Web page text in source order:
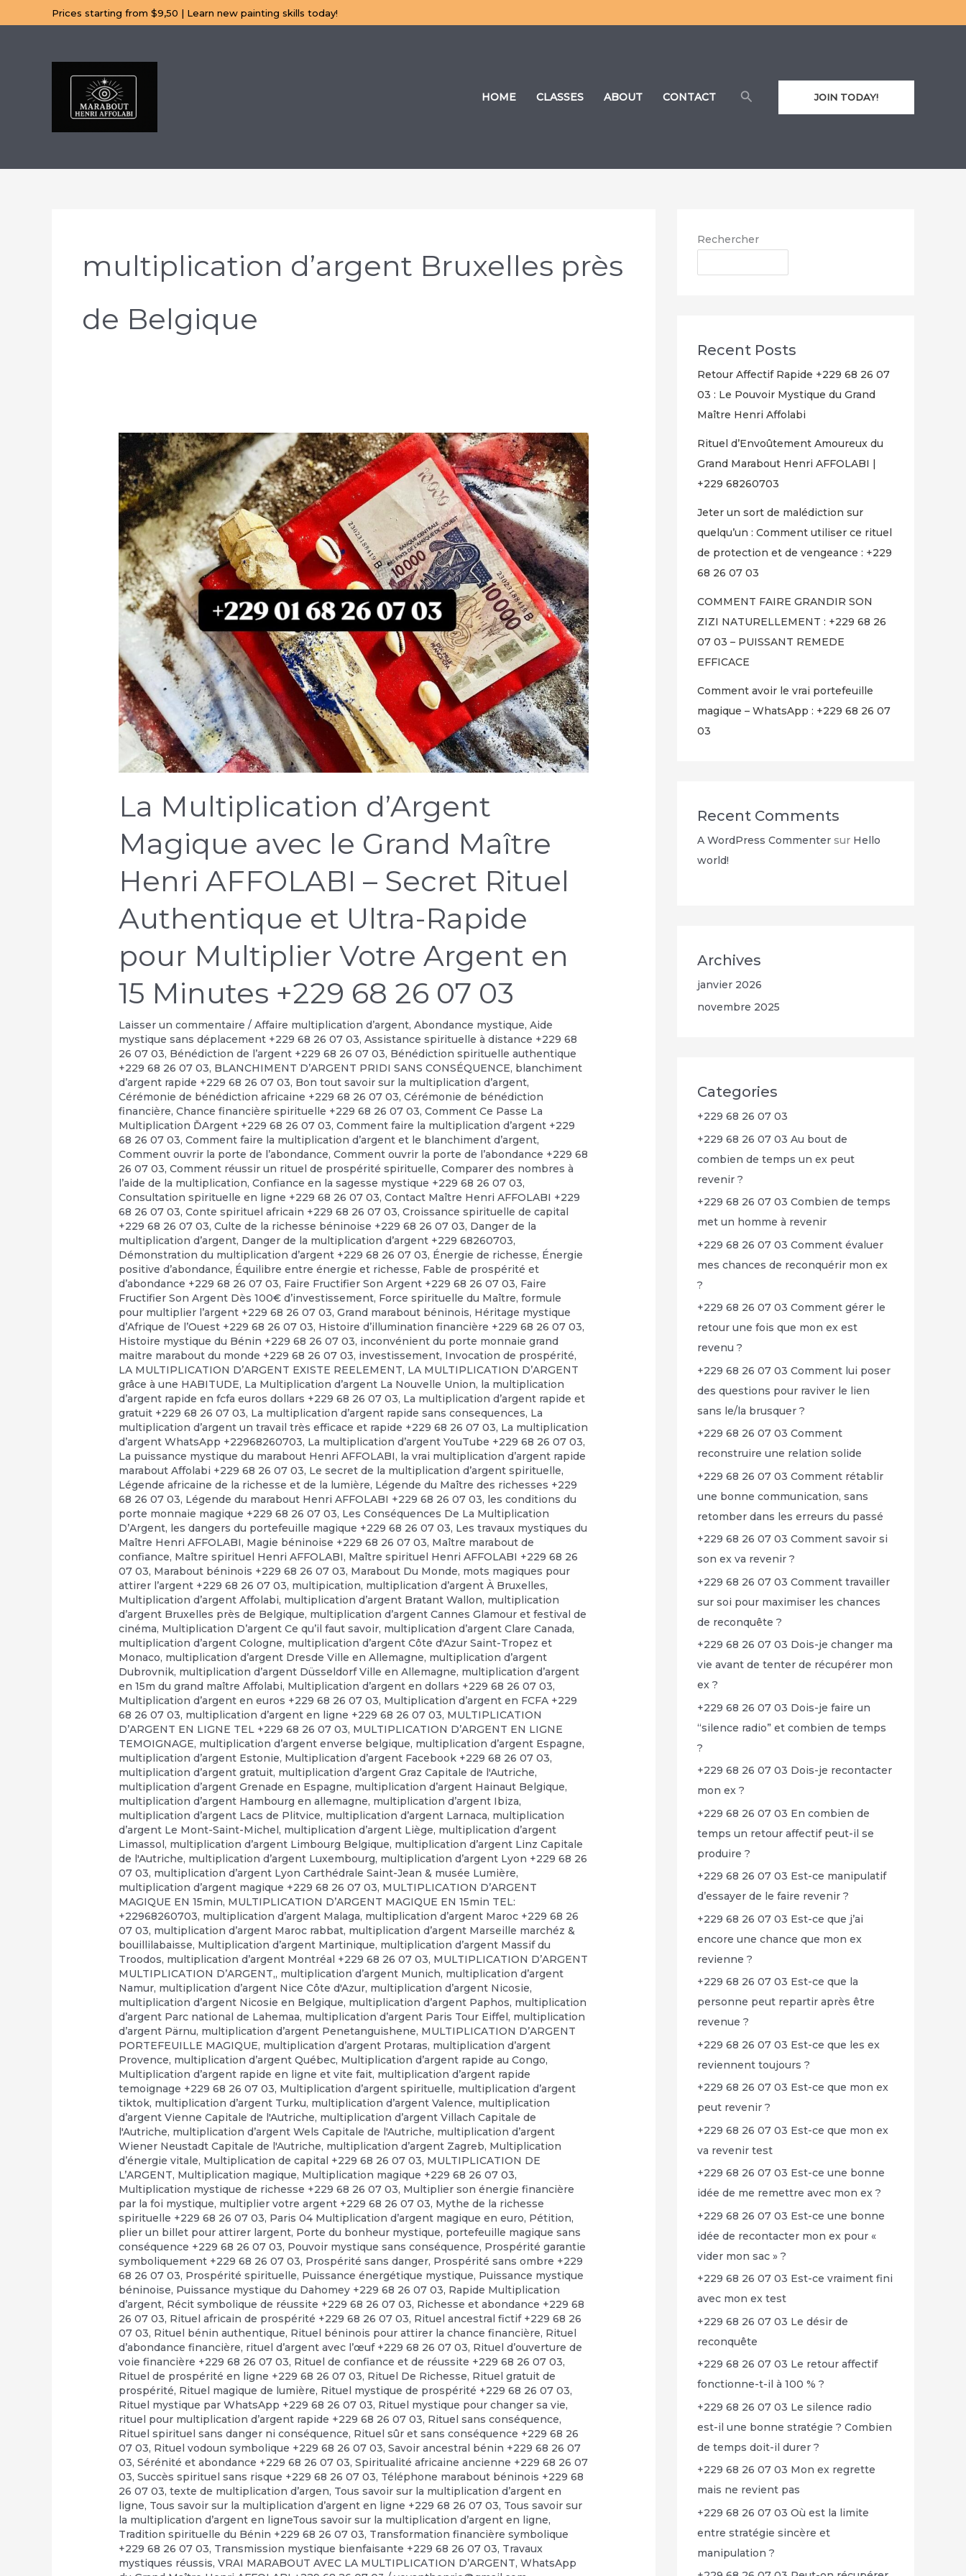
au
Prices starting from $9,50 | Learn new painting skills today!
HOME CLASSES ABOUT CONTACT RechercherJOIN TODAY!
multiplication d’argent Bruxelles près
de Belgique
La Multiplication d’Argent
Magique avec le Grand Maître
Henri AFFOLABI – Secret Rituel
Authentique et Ultra-Rapide
pour Multiplier Votre Argent en
15 Minutes +229 68 26 07 03
Laisser un commentaire /Affaire multiplication d’argent,Abondance mystique,Aide
mystique sans déplacement +229 68 26 07 03,Assistance spirituelle à distance +229 68
26 07 03, Bénédiction de l’argent +229 68 26 07 03, Bénédiction spirituelle authentique
+229 68 26 07 03, BLANCHIMENT D’ARGENT PRIDI SANS CONSÉQUENCE, blanchiment
d’argent rapide +229 68 26 07 03, Bon tout savoir sur la multiplication d’argent,
Cérémonie de bénédiction africaine +229 68 26 07 03,Cérémonie de bénédiction
financière,Chance financière spirituelle +229 68 26 07 03,Comment Ce Passe La
Multiplication ĎArgent +229 68 26 07 03,Comment faire la multiplication d’argent +229
68 26 07 03,Comment faire la multiplication d’argent et le blanchiment d’argent,
Comment ouvrir la porte de l’abondance,Comment ouvrir la porte de l’abondance +229 68
26 07 03,Comment réussir un rituel de prospérité spirituelle,Comparer des nombres à
l’aide de la multiplication,Confiance en la sagesse mystique +229 68 26 07 03,
Consultation spirituelle en ligne +229 68 26 07 03,Contact Maître Henri AFFOLABI +229
68 26 07 03,Conte spirituel africain +229 68 26 07 03,Croissance spirituelle de capital
+229 68 26 07 03,Culte de la richesse béninoise +229 68 26 07 03, Danger de la
multiplication d’argent, Danger de la multiplication d’argent +229 68260703,
Démonstration du multiplication d’argent +229 68 26 07 03, Énergie de richesse, Énergie
positive d’abondance, Équilibre entre énergie et richesse, Fable de prospérité et
d’abondance +229 68 26 07 03, Faire Fructifier Son Argent +229 68 26 07 03, Faire
Fructifier Son Argent Dès 100€ d’investissement, Force spirituelle du Maître,formule
pour multiplier l’argent +229 68 26 07 03,Grand marabout béninois, Héritage mystique
d’Afrique de l’Ouest +229 68 26 07 03, Histoire d’illumination financière +229 68 26 07 03,
Histoire mystique du Bénin +229 68 26 07 03, inconvénient du porte monnaie grand
maitre marabout du monde +229 68 26 07 03, investissement, Invocation de prospérité,
LA MULTIPLICATION D’ARGENT EXISTE REELEMENT, LA MULTIPLICATION D’ARGENT
grâce à une HABITUDE, La Multiplication d’argent La Nouvelle Union, la multiplication
d’argent rapide en fcfa euros dollars +229 68 26 07 03, La multiplication d’argent rapide et
gratuit +229 68 26 07 03, La multiplication d’argent rapide sans consequences, La
multiplication d’argent un travail très efficace et rapide +229 68 26 07 03, La multiplication
d’argent WhatsApp +22968260703, La multiplication d’argent YouTube +229 68 26 07 03,
La puissance mystique du marabout Henri AFFOLABI, la vrai multiplication d’argent rapide
marabout Affolabi +229 68 26 07 03, Le secret de la multiplication d’argent spirituelle,
Légende africaine de la richesse et de la lumière, Légende du Maître des richesses +229
68 26 07 03, Légende du marabout Henri AFFOLABI +229 68 26 07 03, les conditions du
porte monnaie magique +229 68 26 07 03, Les Conséquences De La Multiplication
D’Argent, les dangers du portefeuille magique +229 68 26 07 03, Les travaux mystiques du
Maître Henri AFFOLABI, Magie béninoise +229 68 26 07 03, Maître marabout de
confiance, Maître spirituel Henri AFFOLABI, Maître spirituel Henri AFFOLABI +229 68 26
07 03, Marabout béninois +229 68 26 07 03, Marabout Du Monde, mots magiques pour
attirer l’argent +229 68 26 07 03, multipication, multiplication d’argent À Bruxelles,
Multiplication d’argent Affolabi, multiplication d’argent Bratant Wallon, multiplication
d’argent Bruxelles près de Belgique, multiplication d’argent Cannes Glamour et festival de
cinéma, Multiplication D’argent Ce qu’il faut savoir, multiplication d’argent Clare Canada,
multiplication d’argent Cologne, multiplication d’argent Côte d'Azur Saint-Tropez et
Monaco, multiplication d’argent Dresde Ville en Allemagne, multiplication d’argent
Dubrovnik, multiplication d’argent Düsseldorf Ville en Allemagne, multiplication d’argent
en 15m du grand maître Affolabi, Multiplication d’argent en dollars +229 68 26 07 03,
Multiplication d’argent en euros +229 68 26 07 03, Multiplication d’argent en FCFA +229
68 26 07 03, multiplication d’argent en ligne +229 68 26 07 03, MULTIPLICATION
D’ARGENT EN LIGNE TEL +229 68 26 07 03, MULTIPLICATION D’ARGENT EN LIGNE
TEMOIGNAGE, multiplication d’argent enverse belgique, multiplication d’argent Espagne,
multiplication d’argent Estonie, Multiplication d’argent Facebook +229 68 26 07 03,
multiplication d’argent gratuit, multiplication d’argent Graz Capitale de l'Autriche,
multiplication d’argent Grenade en Espagne, multiplication d’argent Hainaut Belgique,
multiplication d’argent Hambourg en allemagne, multiplication d’argent Ibiza,
multiplication d’argent Lacs de Plitvice, multiplication d’argent Larnaca, multiplication
d’argent Le Mont-Saint-Michel, multiplication d’argent Liège, multiplication d’argent
Limassol, multiplication d’argent Limbourg Belgique, multiplication d’argent Linz Capitale
de l'Autriche, multiplication d’argent Luxembourg, multiplication d’argent Lyon +229 68 26
07 03, multiplication d’argent Lyon Carthédrale Saint-Jean & musée Lumière,
multiplication d’argent magique +229 68 26 07 03, MULTIPLICATION D’ARGENT
MAGIQUE EN 15min, MULTIPLICATION D’ARGENT MAGIQUE EN 15min TEL:
+22968260703, multiplication d’argent Malaga, multiplication d’argent Maroc +229 68 26
07 03, multiplication d’argent Maroc rabbat, multiplication d’argent Marseille marchéz &
bouillilabaisse, Multiplication d’argent Martinique, multiplication d’argent Massif du
Troodos, multiplication d’argent Montréal +229 68 26 07 03, MULTIPLICATION D’ARGENT
MULTIPLICATION D’ARGENT,, multiplication d’argent Munich, multiplication d’argent
Namur, multiplication d’argent Nice Côte d'Azur, multiplication d’argent Nicosie,
multiplication d’argent Nicosie en Belgique, multiplication d’argent Paphos, multiplication
d’argent Parc national de Lahemaa, multiplication d’argent Paris Tour Eiffel, multiplication
d’argent Pärnu, multiplication d’argent Penetanguishene, MULTIPLICATION D’ARGENT
PORTEFEUILLE MAGIQUE, multiplication d’argent Protaras, multiplication d’argent
Provence, multiplication d’argent Québec, Multiplication d’argent rapide au Congo,
Multiplication d’argent rapide en ligne et vite fait, multiplication d’argent rapide
temoignage +229 68 26 07 03, Multiplication d’argent spirituelle, multiplication d’argent
tiktok, multiplication d’argent Turku, multiplication d’argent Valence, multiplication
d’argent Vienne Capitale de l'Autriche, multiplication d’argent Villach Capitale de
l'Autriche, multiplication d’argent Wels Capitale de l'Autriche, multiplication d’argent
Wiener Neustadt Capitale de l'Autriche, multiplication d’argent Zagreb, Multiplication
d’énergie vitale, Multiplication de capital +229 68 26 07 03, MULTIPLICATION DE
L’ARGENT, Multiplication magique, Multiplication magique +229 68 26 07 03,
Multiplication mystique de richesse +229 68 26 07 03, Multiplier son énergie financière
par la foi mystique, multiplier votre argent +229 68 26 07 03, Mythe de la richesse
spirituelle +229 68 26 07 03, Paris 04 Multiplication d’argent magique en euro, Pétition,
plier un billet pour attirer largent, Porte du bonheur mystique, portefeuille magique sans
conséquence +229 68 26 07 03, Pouvoir mystique sans conséquence, Prospérité garantie
symboliquement +229 68 26 07 03, Prospérité sans danger, Prospérité sans ombre +229
68 26 07 03, Prospérité spirituelle, Puissance énergétique mystique, Puissance mystique
béninoise, Puissance mystique du Dahomey +229 68 26 07 03, Rapide Multiplication
d’argent, Récit symbolique de réussite +229 68 26 07 03, Richesse et abondance +229 68
26 07 03, Rituel africain de prospérité +229 68 26 07 03, Rituel ancestral fictif +229 68 26
07 03, Rituel bénin authentique, Rituel béninois pour attirer la chance financière, Rituel
d’abondance financière, rituel d’argent avec l’œuf +229 68 26 07 03, Rituel d’ouverture de
voie financière +229 68 26 07 03, Rituel de confiance et de réussite +229 68 26 07 03,
Rituel de prospérité en ligne +229 68 26 07 03, Rituel De Richesse, Rituel gratuit de
prospérité, Rituel magique de lumière, Rituel mystique de prospérité +229 68 26 07 03,
Rituel mystique par WhatsApp +229 68 26 07 03, Rituel mystique pour changer sa vie,
rituel pour multiplication d’argent rapide +229 68 26 07 03, Rituel sans conséquence,
Rituel spirituel sans danger ni conséquence, Rituel sûr et sans conséquence +229 68 26
07 03, Rituel vodoun symbolique +229 68 26 07 03,Savoir ancestral bénin +229 68 26 07
03,Sérénité et abondance +229 68 26 07 03,Spiritualité africaine ancienne +229 68 26 07
03,Succès spirituel sans risque +229 68 26 07 03, Téléphone marabout béninois +229 68
26 07 03,texte de multiplication d’argen, Tous savoir sur la multiplication d’argent en
ligne, Tous savoir sur la multiplication d’argent en ligne +229 68 26 07 03, Tous savoir sur
la multiplication d’argent en ligneTous savoir sur la multiplication d’argent en ligne,
Tradition spirituelle du Bénin +229 68 26 07 03, Transformation financière symbolique
+229 68 26 07 03, Transmission mystique bienfaisante +229 68 26 07 03, Travaux
mystiques réussis,VRAI MARABOUT AVEC LA MULTIPLICATION D’ARGENT,WhatsApp
Rechercher
Recent Posts
Retour Affectif Rapide +229 68 26 07
03 : Le Pouvoir Mystique du Grand
Maître Henri Affolabi
Rituel d’Envoûtement Amoureux du
Grand Marabout Henri AFFOLABI |
+229 68260703
Jeter un sort de malédiction sur
quelqu’un : Comment utiliser ce rituel
de protection et de vengeance : +229
68 26 07 03
COMMENT FAIRE GRANDIR SON
ZIZI NATURELLEMENT : +229 68 26
07 03 – PUISSANT REMEDE
EFFICACE
Comment avoir le vrai portefeuille
magique – WhatsApp : +229 68 26 07
03
Recent Comments
A WordPress Commenter sur Hello
world!
Archives
janvier 2026
novembre 2025
Categories
+229 68 26 07 03
+229 68 26 07 03 Au bout de
combien de temps un ex peut
revenir ?
+229 68 26 07 03 Combien de temps
met un homme à revenir
+229 68 26 07 03 Comment évaluer
mes chances de reconquérir mon ex
?
+229 68 26 07 03 Comment gérer le
retour une fois que mon ex est
revenu ?
+229 68 26 07 03 Comment lui poser
des questions pour raviver le lien
sans le/la brusquer ?
+229 68 26 07 03 Comment
reconstruire une relation solide
+229 68 26 07 03 Comment rétablir
une bonne communication, sans
retomber dans les erreurs du passé
+229 68 26 07 03 Comment savoir si
son ex va revenir ?
+229 68 26 07 03 Comment travailler
sur soi pour maximiser les chances
de reconquête ?
+229 68 26 07 03 Dois-je changer ma
vie avant de tenter de récupérer mon
ex ?
+229 68 26 07 03 Dois-je faire un
“silence radio” et combien de temps
?
+229 68 26 07 03 Dois-je recontacter
mon ex ?
+229 68 26 07 03 En combien de
temps un retour affectif peut-il se
produire ?
+229 68 26 07 03 Est-ce manipulatif
d’essayer de le faire revenir ?
+229 68 26 07 03 Est-ce que j’ai
encore une chance que mon ex
revienne ?
+229 68 26 07 03 Est-ce que la
personne peut repartir après être
revenue ?
+229 68 26 07 03 Est-ce que les ex
reviennent toujours ?
+229 68 26 07 03 Est-ce que mon ex
peut revenir ?
+229 68 26 07 03 Est-ce que mon ex
va revenir test
+229 68 26 07 03 Est-ce une bonne
idée de me remettre avec mon ex ?
+229 68 26 07 03 Est-ce une bonne
idée de recontacter mon ex pour «
vider mon sac » ?
+229 68 26 07 03 Est-ce vraiment fini
avec mon ex test
+229 68 26 07 03 Le désir de
reconquête
+229 68 26 07 03 Le retour affectif
fonctionne-t-il à 100 % ?
+229 68 26 07 03 Le silence radio
est-il une bonne stratégie ? Combien
de temps doit-il durer ?
+229 68 26 07 03 Mon ex regrette
mais ne revient pas
+229 68 26 07 03 Où est la limite
entre stratégie sincère et
manipulation ?